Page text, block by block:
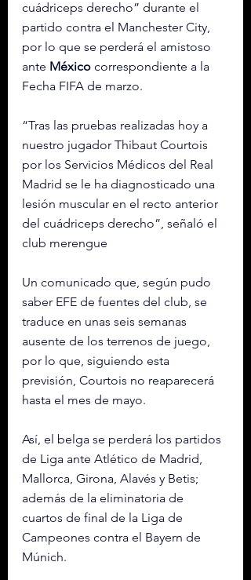
cuádriceps derecho” durante el
partido contra el Manchester City,
por lo que se perderá el amistoso
ante México correspondiente a la
Fecha FIFA de marzo.
“Tras las pruebas realizadas hoy a
nuestro jugador Thibaut Courtois
por los Servicios Médicos del Real
Madrid se le ha diagnosticado una
lesión muscular en el recto anterior
del cuádriceps derecho”, señaló el
club merengue
Un comunicado que, según pudo
saber EFE de fuentes del club, se
traduce en unas seis semanas
ausente de los terrenos de juego,
por lo que, siguiendo esta
previsión, Courtois no reaparecerá
hasta el mes de mayo.
Así, el belga se perderá los partidos
de Liga ante Atlético de Madrid,
Mallorca, Girona, Alavés y Betis;
además de la eliminatoria de
cuartos de final de la Liga de
Campeones contra el Bayern de
Múnich.